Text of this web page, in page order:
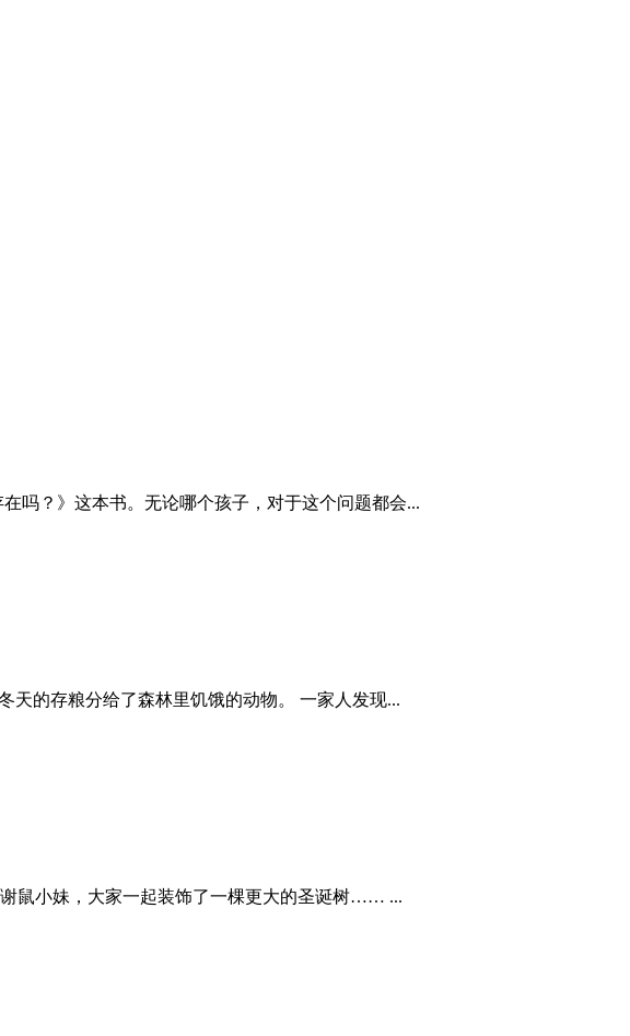
吗？》这本书。无论哪个孩子，对于这个问题都会...
天的存粮分给了森林里饥饿的动物。 一家人发现...
鼠小妹，大家一起装饰了一棵更大的圣诞树…… ...